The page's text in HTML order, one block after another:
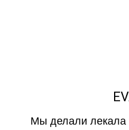
Мы делали лекала